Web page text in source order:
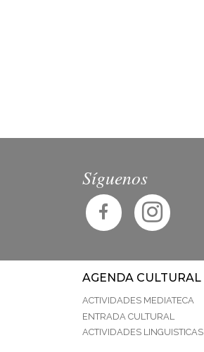
Síguenos
AGENDA CULTURAL
ACTIVIDADES MEDIATECA
ENTRADA CULTURAL
ACTIVIDADES LINGUISTICAS